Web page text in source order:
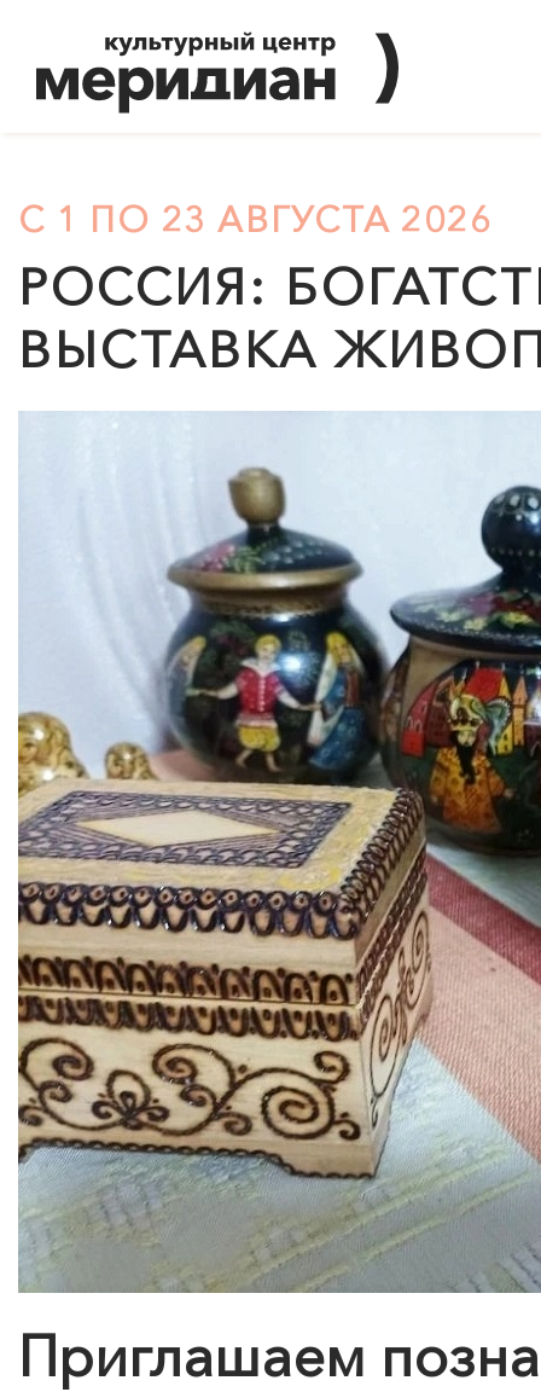
С 1 ПО 23 АВГУСТА 2026
РОССИЯ:
ВЫСТАВКА
Приглашаем